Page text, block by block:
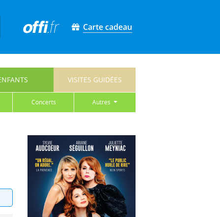
Carte cadeau
VISITES GUIDÉES
concerts autres